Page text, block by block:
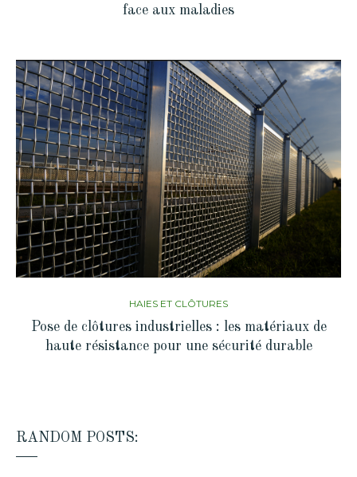
face aux maladies
HAIES ET CLÔTURES
Pose de clôtures industrielles : les matériaux de
haute résistance pour une sécurité durable
RANDOM POSTS: